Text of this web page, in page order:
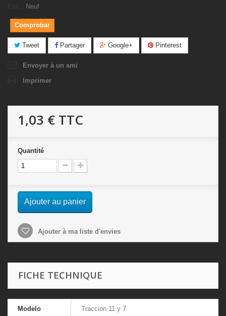
Neuf
Comprobar
Tweet Partager Google+ Pinterest
Envoyer à un ami
Imprimer
1,03 € TTC
Quantité
Ajouter au panier
Ajouter à ma liste d'envies
FICHE TECHNIQUE
Modelo Traccion 11 y 7